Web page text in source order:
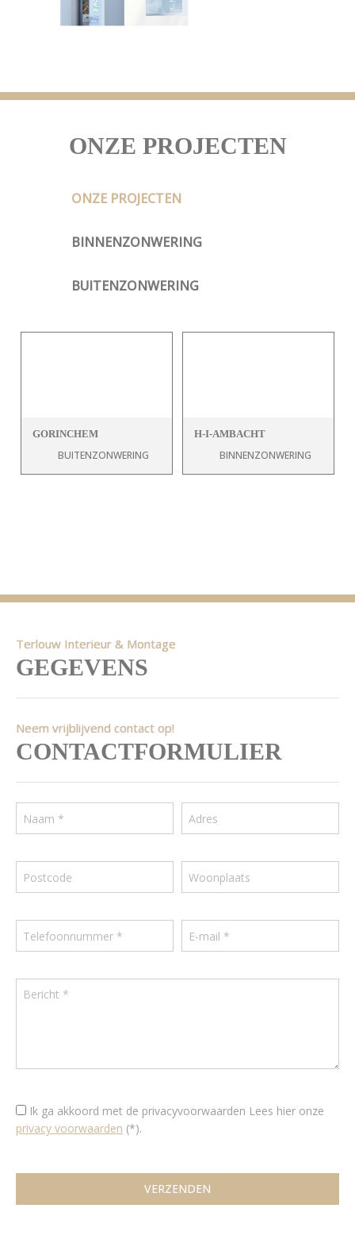
ONZE PROJECTEN
ONZE PROJECTEN
BINNENZONWERING
BUITENZONWERING
GORINCHEM
BUITENZONWERING
H-I-AMBACHT
BINNENZONWERING
Terlouw Interieur & Montage
GEGEVENS
Neem vrijblijvend contact op!
CONTACTFORMULIER
Ik ga akkoord met de privacyvoorwaarden Lees hier onze
privacy voorwaarden (*).